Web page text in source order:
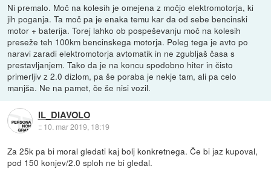
Ni premalo. Moč na kolesih je omejena z močjo elektromotorja, ki
jih poganja. Ta moč pa je enaka temu kar da od sebe bencinski
motor + baterija. Torej lahko ob pospeševanju moč na kolesih
preseže teh 100km bencinskega motorja. Poleg tega je avto po
naravi zaradi elektromotorja avtomatik in ne zgubljaš časa s
prestavljanjem. Tako da je na koncu spodobno hiter in čisto
primerljiv z 2.0 dizlom, pa še poraba je nekje tam, ali pa celo
manjša. Ne na pamet, če še nisi vozil.
IL_DIAVOLO
:: 10. mar 2019, 18:19
Za 25k pa bi moral gledati kaj bolj konkretnega. Če bi jaz kupoval,
pod 150 konjev/2.0 sploh ne bi gledal.